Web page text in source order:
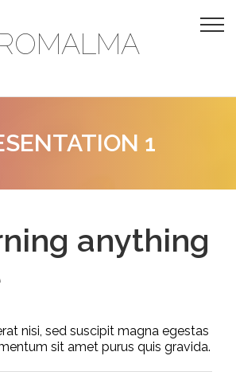
1
anything
nisi, sed suscipit magna egestas
sit amet purus quis gravida.